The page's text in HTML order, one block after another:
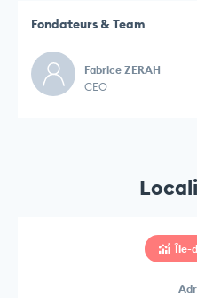
Fondateurs & Team
Fabrice ZERAH
CEO
Île-